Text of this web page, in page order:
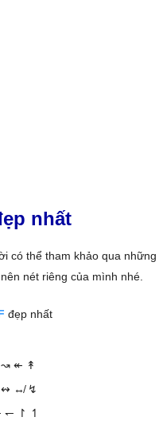
nhất
có thể tham khảo qua những
nét riêng của mình nhé.
đẹp nhất
↞ ↟
↮ ↯
↽ ↾ ↿